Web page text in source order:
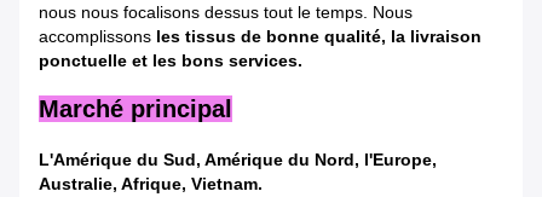
nous nous focalisons dessus tout le temps. Nous
accomplissons les tissus de bonne qualité, la livraison
ponctuelle et les bons services.
Marché principal
L'Amérique du Sud, Amérique du Nord, l'Europe,
Australie, Afrique, Vietnam.